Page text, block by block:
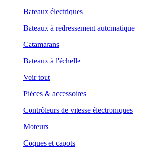
Bateaux électriques
Bateaux à redressement automatique
Catamarans
Bateaux à l'échelle
Voir tout
Pièces & accessoires
Contrôleurs de vitesse électroniques
Moteurs
Coques et capots